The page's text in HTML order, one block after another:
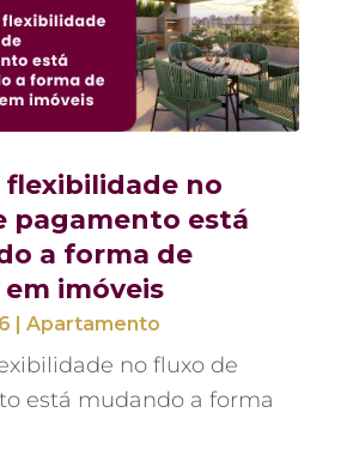
flexibilidade no
pagamento está
a forma de
imóveis
Apartamento
no fluxo de
está mudando a forma